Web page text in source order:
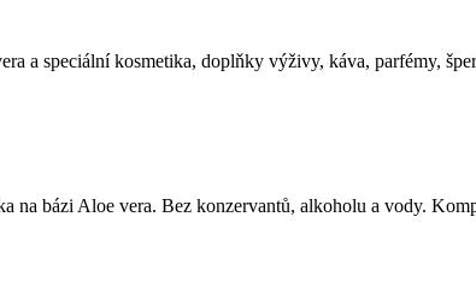
a speciální kosmetika, doplňky výživy, káva, parfémy,
na bázi Aloe vera. Bez konzervantů, alkoholu a vody.